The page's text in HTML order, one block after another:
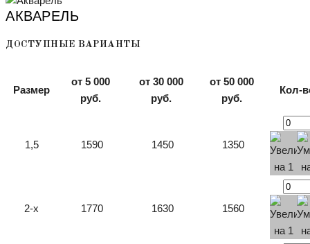
АКВАРЕЛЬ
ДОСТУПНЫЕ ВАРИАНТЫ
Размер
от 5 000
руб.
от 30 000
руб.
от 50 000
руб.
Кол-
1,5 1590 1450 1350
2-х 1770 1630 1560